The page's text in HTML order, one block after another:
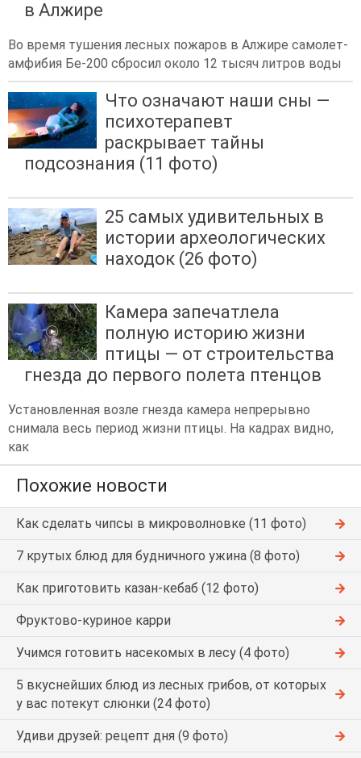
в Алжире
Во время тушения лесных пожаров в Алжире самолет-
амфибия Бе-200 сбросил около 12 тысяч литров воды
Что означают наши сны —
психотерапевт
раскрывает тайны
подсознания (11 фото)
25 самых удивительных в
истории археологических
находок (26 фото)
Камера запечатлела
полную историю жизни
птицы — от строительства
гнезда до первого полета птенцов
Установленная возле гнезда камера непрерывно
снимала весь период жизни птицы. На кадрах видно,
как
Похожие новости
Как сделать чипсы в микроволновке (11 фото)
7 крутых блюд для будничного ужина (8 фото)
Как приготовить казан-кебаб (12 фото)
Фруктово-куриное карри
Учимся готовить насекомых в лесу (4 фото)
5 вкуснейших блюд из лесных грибов, от которых
у вас потекут слюнки (24 фото)
Удиви друзей: рецепт дня (9 фото)